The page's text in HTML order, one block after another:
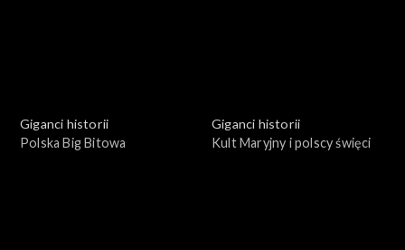
Giganci historii
Polska Big Bitowa
Giganci historii
Kult Maryjny i polscy święci